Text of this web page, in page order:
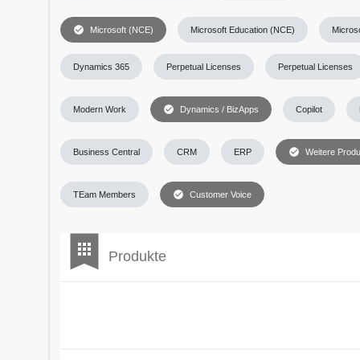
check_circle Microsoft (NCE)
Modern Work check_circle Dynamics / BizApps
Business Central CRM ERP check_circle Weitere
TEam Members check_circle Customer Voice
Copilot
Microsoft Education (NCE)
Dynamics 365 Perpetual Licenses Perpetual Licenses
bookmark
apps Produkte